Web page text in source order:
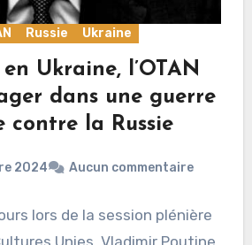
Russie Ukraine
Ukraine, l’OTAN
dans une guerre
contre la Russie
2024 Aucun commentaire
lors de la session plénière
Unies, Vladimir Poutine